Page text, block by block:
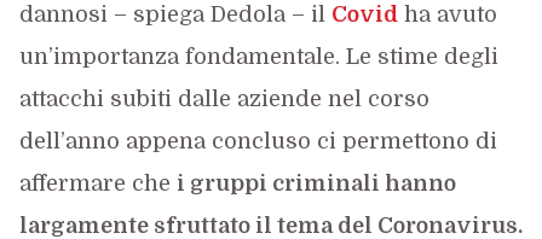
dannosi – spiega Dedola – il Covidha avuto
un’importanza fondamentale. Le stime degli
attacchi subiti dalle aziende nel corso
dell’anno appena concluso ci permettono di
affermare che i gruppi criminali hanno
largamente sfruttato il tema del Coronavirus.